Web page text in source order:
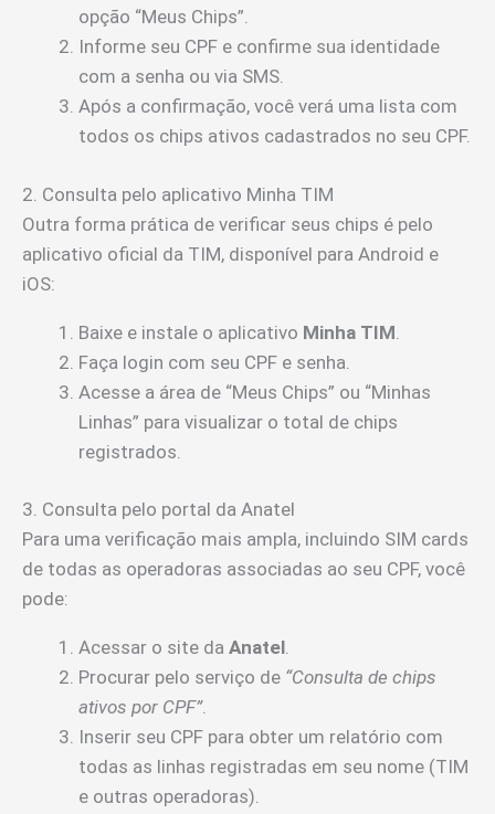
opção “Meus Chips”.
Informe seu CPF e confirme sua identidade
com a senha ou via SMS.
Após a confirmação, você verá uma lista com
todos os chips ativos cadastrados no seu CPF.
2. Consulta pelo aplicativo Minha TIM
Outra forma prática de verificar seus chips é pelo
aplicativo oficial da TIM, disponível para Android e
iOS:
Baixe e instale o aplicativo Minha TIM
Faça login com seu CPF e senha.
Acesse a área de “Meus Chips” ou “Minhas
Linhas” para visualizar o total de chips
registrados.
3. Consulta pelo portal da Anatel
Para uma verificação mais ampla, incluindo SIM cards
de todas as operadoras associadas ao seu CPF, você
pode:
Acessar o site da Anatel.
Procurar pelo serviço de “Consulta de chips
ativos por CPF”.
Inserir seu CPF para obter um relatório com
todas as linhas registradas em seu nome (TIM
e outras operadoras).